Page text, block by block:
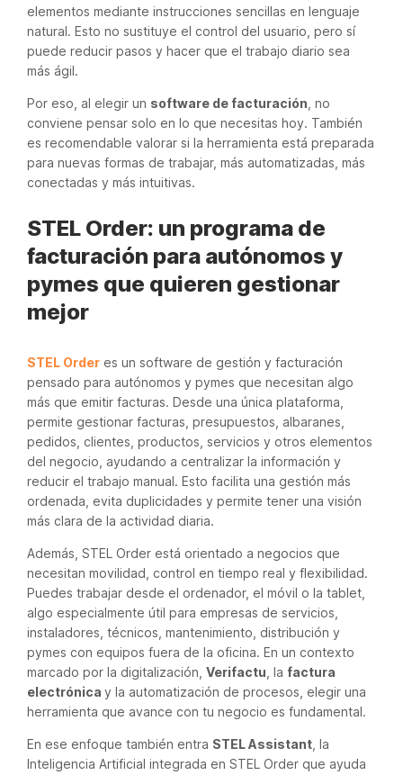
elementos mediante instrucciones sencillas en lenguaje
natural. Esto no sustituye el control del usuario, pero sí
puede reducir pasos y hacer que el trabajo diario sea
más ágil.
Por eso, al elegir un software de facturación , no
conviene pensar solo en lo que necesitas hoy. También
es recomendable valorar si la herramienta está preparada
para nuevas formas de trabajar, más automatizadas, más
conectadas y más intuitivas.
STEL Order: un programa de
facturación para autónomos y
pymes que quieren gestionar
mejor
STEL Order es un software de gestión y facturación
pensado para autónomos y pymes que necesitan algo
más que emitir facturas. Desde una única plataforma,
permite gestionar facturas, presupuestos, albaranes,
pedidos, clientes, productos, servicios y otros elementos
del negocio, ayudando a centralizar la información y
reducir el trabajo manual. Esto facilita una gestión más
ordenada, evita duplicidades y permite tener una visión
más clara de la actividad diaria.
Además, STEL Order está orientado a negocios que
necesitan movilidad, control en tiempo real y flexibilidad.
Puedes trabajar desde el ordenador, el móvil o la tablet,
algo especialmente útil para empresas de servicios,
instaladores, técnicos, mantenimiento, distribución y
pymes con equipos fuera de la oficina. En un contexto
marcado por la digitalización, Verifactu , la factura
electrónica y la automatización de procesos, elegir una
herramienta que avance con tu negocio es fundamental.
En ese enfoque también entra STEL Assistant , la
Inteligencia Artificial integrada en STEL Order que ayuda